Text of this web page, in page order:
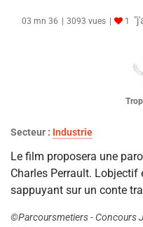
03 mn 36 3093 vues 1
Secteur : Industrie
Le film proposera une
Charles Perrault.
sappuyant sur un conte
©Parcoursmetiers - Concours